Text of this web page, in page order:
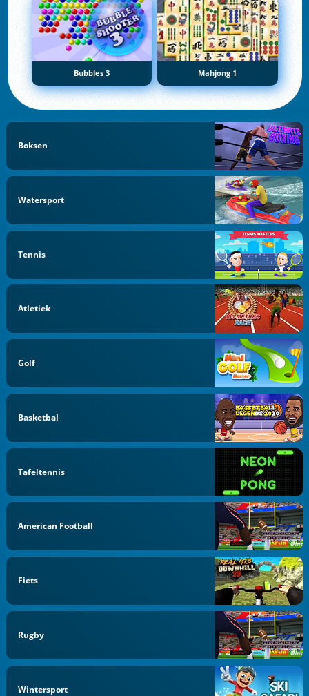
Bubbles 3 Mahjong 1
Boksen
Watersport
Tennis
Atletiek
Golf
Basketbal
Tafeltennis
American Football
Fiets
Rugby
Wintersport